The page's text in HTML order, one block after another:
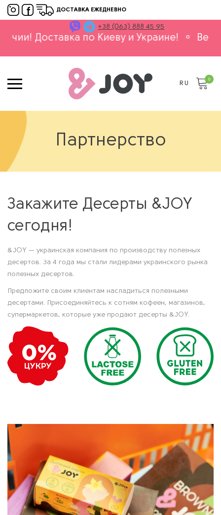
ДОСТАВКА ЕЖЕДНЕВНО
+38 (063) 888 45 95
по Киеву и Украине! ⚬ Весь
RU
0
Партнерство
Закажите Десерты &JOY
сегодня!
&JOY — украинская компания по производству полезных
десертов. За 4 года мы стали лидерами украинского рынка
полезных десертов.
Предложите своим клиентам насладиться полезными
десертами. Присоединяйтесь к сотням кофеен, магазинов,
супермаркетов, которые уже продают десерты &JOY.